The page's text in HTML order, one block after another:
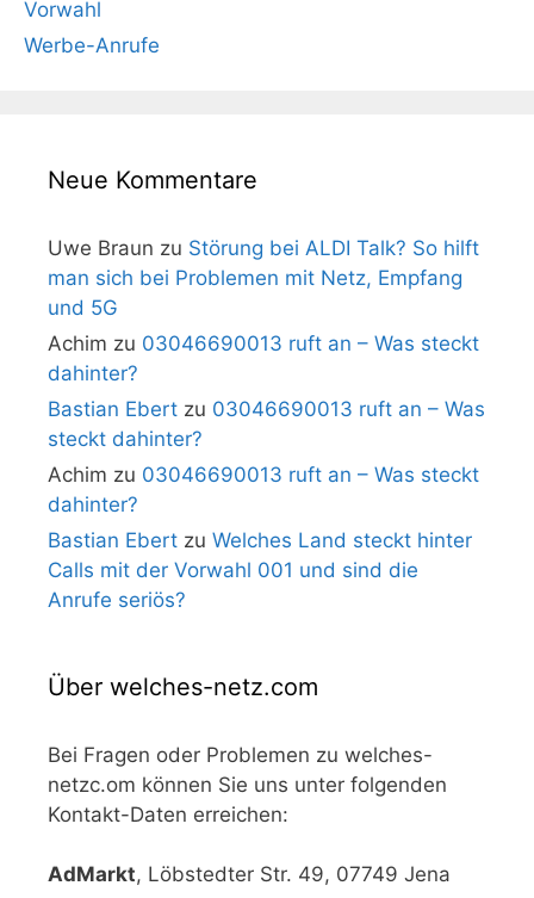
Vorwahl
Werbe-Anrufe
Neue Kommentare
Uwe Braun zu Störung bei ALDI Talk? So hilft
man sich bei Problemen mit Netz, Empfang
und 5G
Achim zu 03046690013 ruft an – Was steckt
dahinter?
Bastian Ebert zu 03046690013 ruft an – Was
steckt dahinter?
Achim zu 03046690013 ruft an – Was steckt
dahinter?
Bastian Ebert zu Welches Land steckt hinter
Calls mit der Vorwahl 001 und sind die
Anrufe seriös?
Über welches-netz.com
Bei Fragen oder Problemen zu welches-
netzc.om können Sie uns unter folgenden
Kontakt-Daten erreichen:
AdMarkt, Löbstedter Str. 49, 07749 Jena